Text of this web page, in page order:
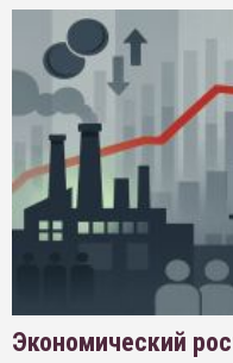
Экономический